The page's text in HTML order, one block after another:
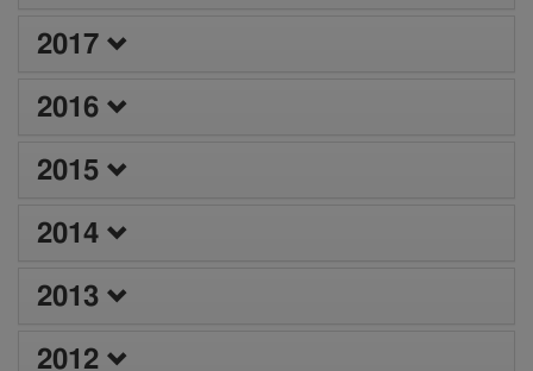
2017
2016
2015
2014
2013
2012